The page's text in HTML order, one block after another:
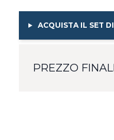
ACQUISTA IL SET
PREZZO